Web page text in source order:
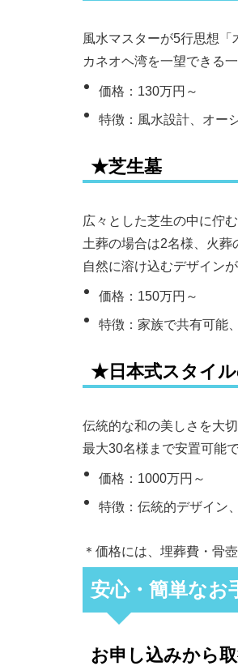
風水マスターが5行思想「
カネオヘ湾を一望できる
価格：130万円～
特徴：風水設計、オー
★芝生墓
広々とした芝生の中に佇
土葬の場合は2名様、火葬
自然に溶け込むデザインが
価格：150万円～
特徴：家族で共有可能
★日本式スタイ
伝統的な和の美しさを大
最大30名様まで安置可能
価格：1000万円～
特徴：伝統的デザイン
＊価格には、埋葬費・骨
安心・簡単なお
お申し込みから